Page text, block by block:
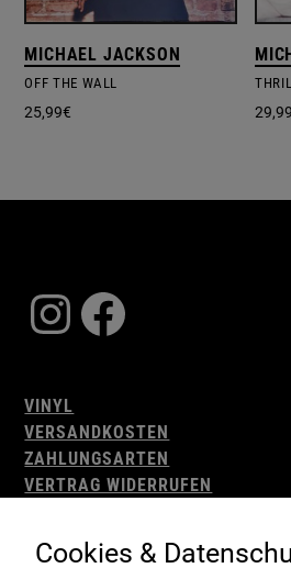
MICHAEL JACKSON
OFF THE WALL
25,99€
Instagram
Facebook
VINYL
VERSANDKOSTEN
ZAHLUNGSARTEN
VERTRAG WIDERRUFEN
WIDERRUFSBELEHRUNG
Cookies &